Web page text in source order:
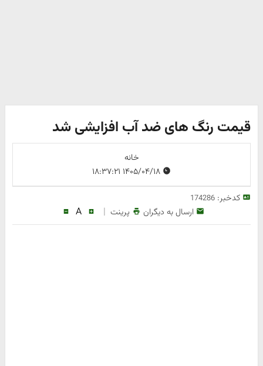
قیمت رنگ‌ های ضد آب افزایشی شد
خانه
۱۴۰۵/۰۴/۱۸ ۱۸:۳۷:۲۱
کدخبر:174286
ارسال به دیگران پرینت |
A